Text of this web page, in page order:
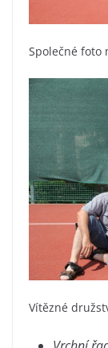
Společné foto
Vítězné